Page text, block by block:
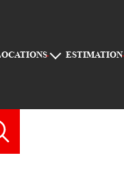
LOCATIONS ESTIMATION